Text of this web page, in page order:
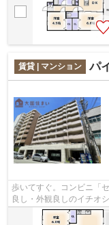
賃貸 | マンション パ
歩いてすぐ。コンビニ「
良し・外観良しのイチオ
徒歩4分の場所に駅があれ